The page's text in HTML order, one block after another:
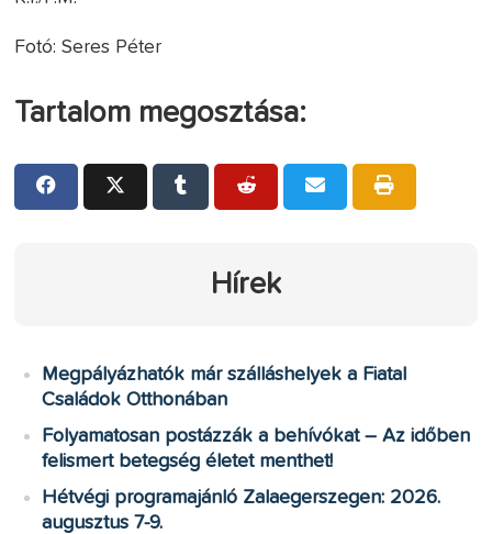
Fotó: Seres Péter
Tartalom megosztása:
Hírek
Megpályázhatók már szálláshelyek a Fiatal
Családok Otthonában
Folyamatosan postázzák a behívókat – Az időben
felismert betegség életet menthet!
Hétvégi programajánló Zalaegerszegen: 2026.
augusztus 7-9.